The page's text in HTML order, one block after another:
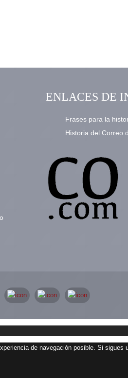
ENLACES DE
Frases para la
Historia del Correo
de navegación posible. Si